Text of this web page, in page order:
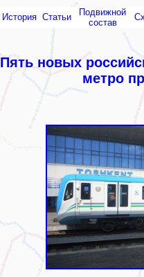
История Статьи
Подвижной
состав
Пять новых
метро